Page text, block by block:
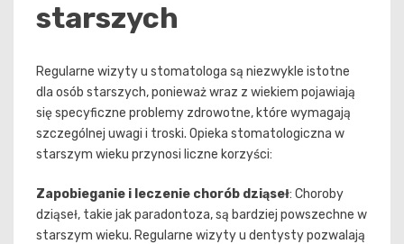
starszych
Regularne wizyty u stomatologa są niezwykle istotne
dla osób starszych, ponieważ wraz z wiekiem pojawiają
się specyficzne problemy zdrowotne, które wymagają
szczególnej uwagi i troski. Opieka stomatologiczna w
starszym wieku przynosi liczne korzyści:
Zapobieganie i leczenie chorób dziąseł: Choroby
dziąseł, takie jak paradontoza, są bardziej powszechne w
starszym wieku. Regularne wizyty u dentysty pozwalają